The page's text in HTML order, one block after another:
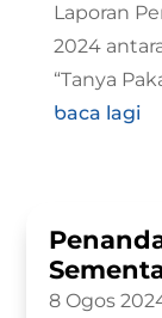
Laporan
2024
“Tanya
baca lagi
8 Ogos